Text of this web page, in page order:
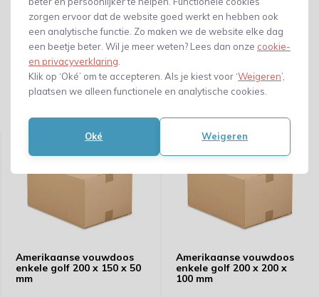
zorgen ervoor dat de website goed werkt en hebben ook
een analytische functie. Zo maken we de website elke dag
een beetje beter. Wil je meer weten? Lees dan onze cookie-
en privacyverklaring
Klik op ‘Oké’ om te accepteren. Als je kiest voor ‘Weigeren’,
plaatsen we alleen functionele en analytische cookies.
Oké Weigeren
Gerelateerde producten
Amerikaanse vouwdoos
enkele golf 200 x 150 x 50
mm
Amerikaanse vouwdoos
enkele golf 200 x 200 x
100 mm